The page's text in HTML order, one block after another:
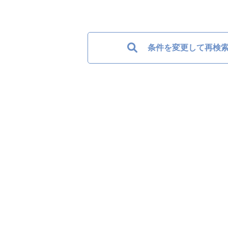
条件を変更して再検